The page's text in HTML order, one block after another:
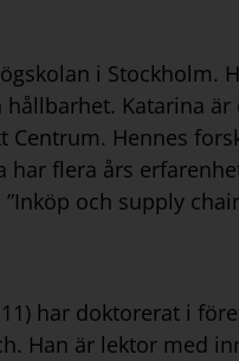
i Stockholm.
Katarina
Hennes
flera års
och supply
har doktorerat i
Han är lektor med